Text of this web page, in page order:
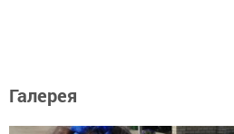
Галерея